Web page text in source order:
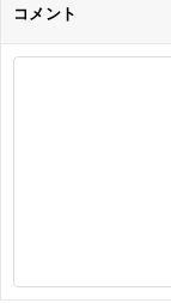
コメント